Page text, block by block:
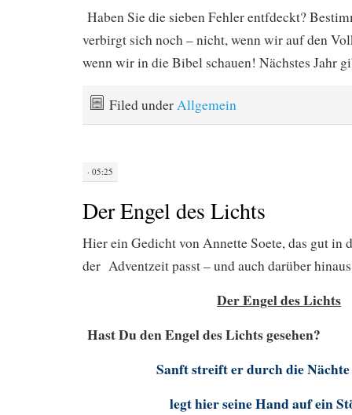
Haben Sie die sieben Fehler entfdeckt?
verbirgt sich noch – nicht, wenn wir auf den
wenn wir in die Bibel schauen! Nächstes Jahr
Filed underAllgemein
· 05:25
Der Engel des Lichts
Hier ein Gedicht von Annette Soete, das gut in
der Adventzeit passt – und auch darüber
Der Engel des Lichts
Hast Du den Engel des Lichts gesehen?
Sanft streift er durch die
legt hier seine Hand auf ein